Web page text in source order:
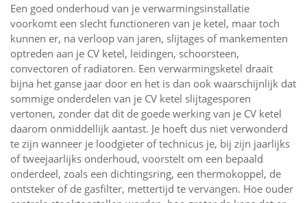
Een goed onderhoud van je verwarmingsinstallatie
voorkomt een slecht functioneren van je ketel, maar toch
kunnen er, na verloop van jaren, slijtages of mankementen
optreden aan je CV ketel, leidingen, schoorsteen,
convectoren of radiatoren. Een verwarmingsketel draait
bijna het ganse jaar door en het is dan ook waarschijnlijk dat
sommige onderdelen van je CV ketel slijtagesporen
vertonen, zonder dat dit de goede werking van je CV ketel
daarom onmiddellijk aantast. Je hoeft dus niet verwonderd
te zijn wanneer je loodgieter of technicus je, bij zijn jaarlijks
of tweejaarlijks onderhoud, voorstelt om een bepaald
onderdeel, zoals een dichtingsring, een thermokoppel, de
ontsteker of de gasfilter, mettertijd te vervangen. Hoe ouder